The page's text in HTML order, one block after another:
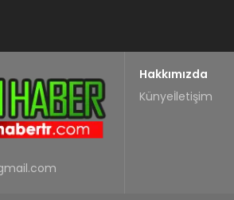
Hakkımızda
Künyeİletişim